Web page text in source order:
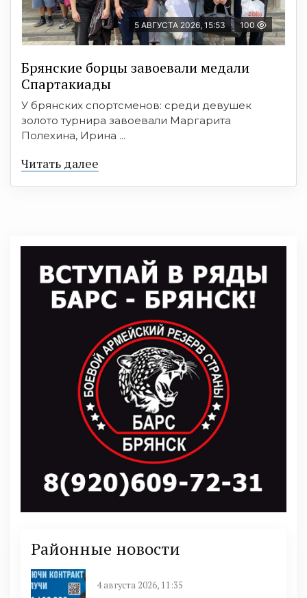
5 АВГУСТА 2026, 15:53 100
Брянские борцы завоевали медали
Спартакиады
У брянских спортсменов: среди девушек
золото турнира завоевали Маргарита
Полехина, Ирина ...
Читать далее
Районные новости
4 августа 2026, 11:35